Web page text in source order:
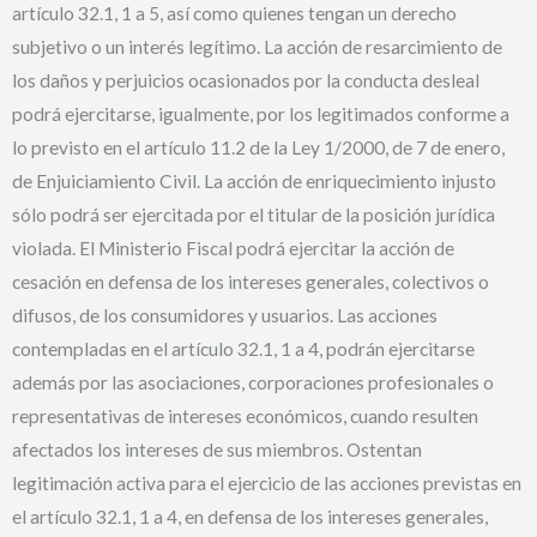
artículo 32.1, 1 a 5, así como quienes tengan un derecho
subjetivo o un interés legítimo. La acción de resarcimiento de
los daños y perjuicios ocasionados por la conducta desleal
podrá ejercitarse, igualmente, por los legitimados conforme a
lo previsto en el artículo 11.2 de la Ley 1/2000, de 7 de enero,
de Enjuiciamiento Civil. La acción de enriquecimiento injusto
sólo podrá ser ejercitada por el titular de la posición jurídica
violada. El Ministerio Fiscal podrá ejercitar la acción de
cesación en defensa de los intereses generales, colectivos o
difusos, de los consumidores y usuarios. Las acciones
contempladas en el artículo 32.1, 1 a 4, podrán ejercitarse
además por las asociaciones, corporaciones profesionales o
representativas de intereses económicos, cuando resulten
afectados los intereses de sus miembros. Ostentan
legitimación activa para el ejercicio de las acciones previstas en
el artículo 32.1, 1 a 4, en defensa de los intereses generales,